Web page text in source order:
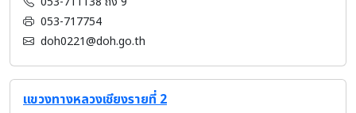
053-717754
doh0221@doh.go.th
แขวงทางหลวงเชียงรายที่ 2